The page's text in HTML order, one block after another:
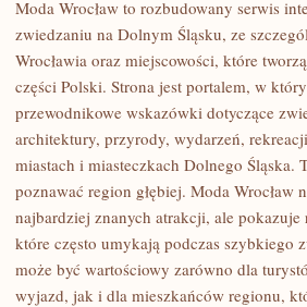
LUBIN
Moda Wrocław to rozbudowany serwis
zwiedzaniu na Dolnym Śląsku, ze
Wrocławia oraz miejscowości, które
części Polski. Strona jest portalem, w
przewodnikowe wskazówki dotyczące
architektury, przyrody, wydarzeń,
miastach i miasteczkach Dolnego Śląska.
poznawać region głębiej. Moda Wrocław
najbardziej znanych atrakcji, ale
które często umykają podczas szybkiego
może być wartościowy zarówno dla
wyjazd, jak i dla mieszkańców regionu,